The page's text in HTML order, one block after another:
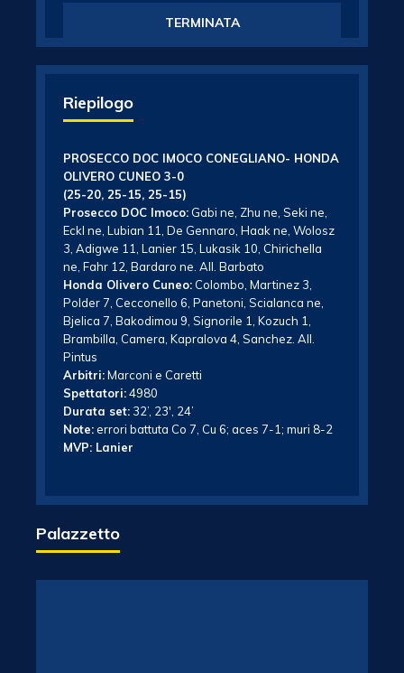
TERMINATA
Riepilogo
PROSECCO DOC IMOCO CONEGLIANO- HONDA
OLIVERO CUNEO 3-0
(25-20, 25-15, 25-15)
Prosecco DOC Imoco: Gabi ne, Zhu ne, Seki ne,
Eckl ne, Lubian 11, De Gennaro, Haak ne, Wolosz
3, Adigwe 11, Lanier 15, Lukasik 10, Chirichella
ne, Fahr 12, Bardaro ne. All. Barbato
Honda Olivero Cuneo: Colombo, Martinez 3,
Polder 7, Cecconello 6, Panetoni, Scialanca ne,
Bjelica 7, Bakodimou 9, Signorile 1, Kozuch 1,
Brambilla, Camera, Kapralova 4, Sanchez. All.
Pintus
Arbitri:Marconi e Caretti
Spettatori:4980
Durata set: 32’, 23′, 24’
Note:errori battuta Co 7, Cu 6; aces 7-1; muri 8-2
MVP: Lanier
Palazzetto